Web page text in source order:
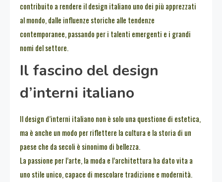
contribuito a rendere il design italiano uno dei più apprezzati
al mondo, dalle influenze storiche alle tendenze
contemporanee, passando per i talenti emergenti e i grandi
nomi del settore.
Il fascino del design
d’interni italiano
Il design d’interni italiano non è solo una questione di estetica,
ma è anche un modo per riflettere la cultura e la storia di un
paese che da secoli è sinonimo di bellezza.
La passione per l’arte, la moda e l’architettura ha dato vita a
uno stile unico, capace di mescolare tradizione e modernità.